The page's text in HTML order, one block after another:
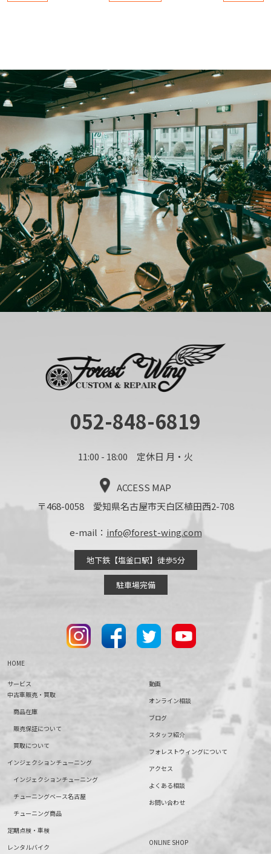
052-848-6819
11:00 - 18:00 定休日 月・火
ACCESS MAP
〒468-0058 愛知県名古屋市天白区植田西2-708
e-mail： info@forest-wing.com
地下鉄【塩釜口駅】徒歩5分
駐車場完備
HOME
サービス
中古車販売・買取
商品在庫
販売保証について
買取について
インジェクションチューニング
インジェクションチューニング
チューニングベース名古屋
チューニング商品
定期点検・車検
レンタルバイク
動画
オンライン相談
ブログ
スタッフ紹介
フォレストウィングについて
アクセス
よくある相談
お問い合わせ
ONLINE SHOP